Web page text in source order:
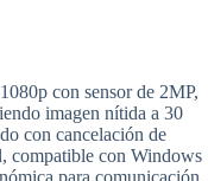
con sensor de 2MP,
imagen nítida a 30
con cancelación de
compatible con Windows
para comunicación